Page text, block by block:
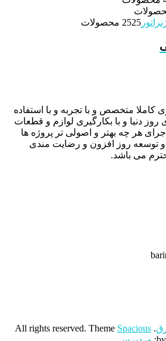
2525 محصولات
کاملا متخصص و با تجربه و با استفاده
روز دنیا و با بکارگیری لوازم و قطعات
هر چه بهتر و اصولی تر پروژه ها
روز افزون و رضایت مندی
می باشد.
. All rights reserved. Theme
Spacious